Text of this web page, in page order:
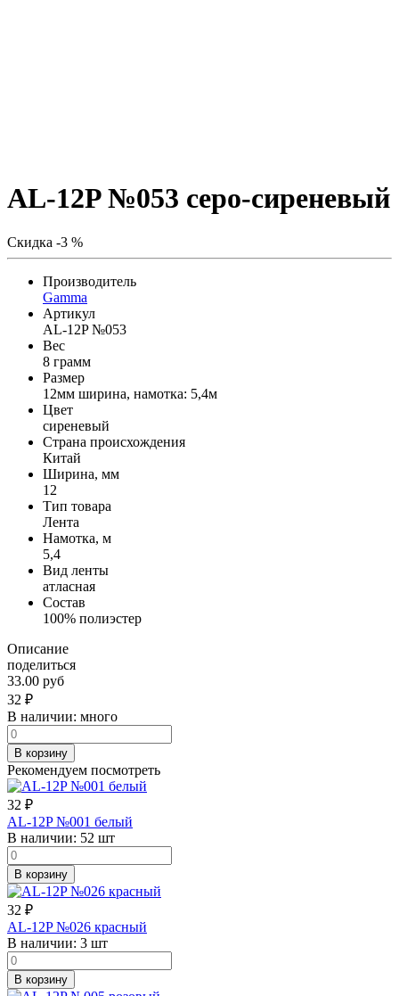
AL-12P №053 серо-сиреневый
Скидка -3 %
Производитель
Gamma
Артикул
AL-12P №053
Вес
8 грамм
Размер
12мм ширина, намотка: 5,4м
Цвет
сиреневый
Страна происхождения
Китай
Ширина, мм
12
Тип товара
Лента
Намотка, м
5,4
Вид ленты
атласная
Состав
100% полиэстер
Описание
поделиться
33.00 руб
32 ₽
В наличии: много
В корзину
Рекомендуем посмотреть
32 ₽
AL-12P №001 белый
В наличии: 52 шт
В корзину
32 ₽
AL-12P №026 красный
В наличии: 3 шт
В корзину